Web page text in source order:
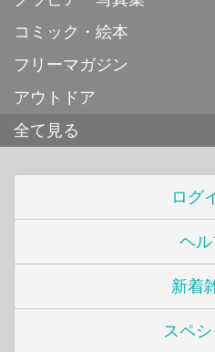
コミック・絵本
フリーマガジン
アウトドア
全て見る
ログ
ヘ
新着
スペ